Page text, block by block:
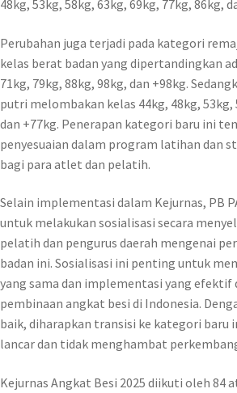
48kg, 53kg, 58kg, 63kg, 69kg, 77kg, 86kg,
Perubahan juga terjadi pada kategori
kelas berat badan yang dipertandingkan
71kg, 79kg, 88kg, 98kg, dan +98kg.
putri melombakan kelas 44kg, 48kg, 53kg,
dan +77kg. Penerapan kategori baru ini
penyesuaian dalam program latihan dan
bagi para atlet dan pelatih.
Selain implementasi dalam Kejurnas, PB
untuk melakukan sosialisasi secara
pelatih dan pengurus daerah mengenai
badan ini. Sosialisasi ini penting untuk
yang sama dan implementasi yang
pembinaan angkat besi di Indonesia.
baik, diharapkan transisi ke kategori baru
lancar dan tidak menghambat
Kejurnas Angkat Besi 2025 diikuti oleh 84